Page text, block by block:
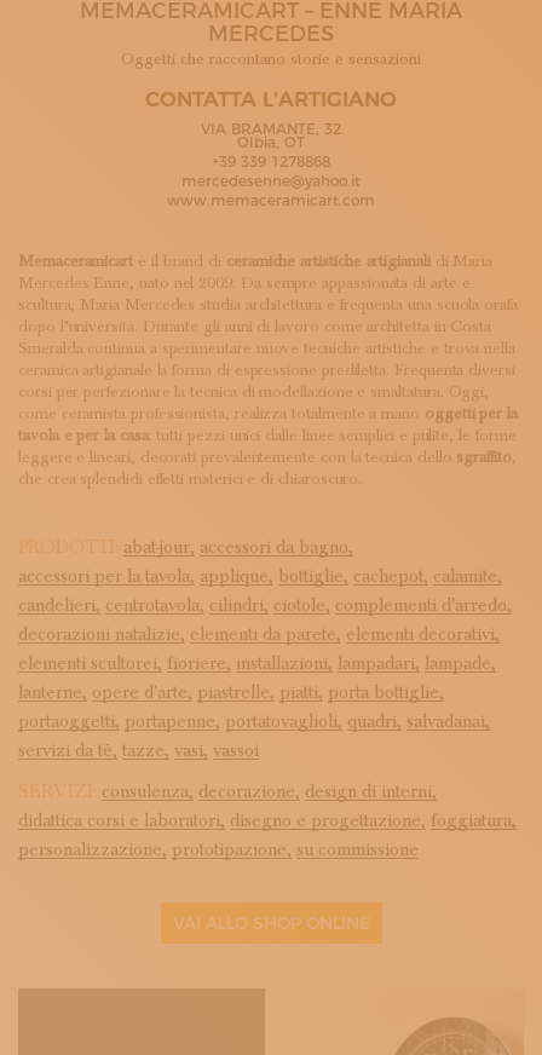
ISCRIVITI ALLA NEWSLETTER
MAGAZINE
TUTTI I CONTENUTI
MEMACERAMICART – ENNE MARIA
MERCEDES
Oggetti che raccontano storie e sensazioni
CONTATTA L'ARTIGIANO
VIA BRAMANTE, 32
Olbia, OT
+39 339 1278868
mercedesenne@yahoo.it
www.memaceramicart.com
Memaceramicart è il brand di ceramiche artistiche artigianalidi Maria
Mercedes Enne, nato nel 2009. Da sempre appassionata di arte e
scultura, Maria Mercedes studia architettura e frequenta una scuola orafa
dopo l’università. Durante gli anni di lavoro come architetta in Costa
Smeralda continua a sperimentare nuove tecniche artistiche e trova nella
ceramica artigianale la forma di espressione prediletta. Frequenta diversi
corsi per perfezionare la tecnica di modellazione e smaltatura. Oggi,
come ceramista professionista, realizza totalmente a mano oggetti per la
tavola e per la casa: tutti pezzi unici dalle linee semplici e pulite, le forme
leggere e lineari, decorati prevalentemente con la tecnica dello sgraffito,
che crea splendidi effetti materici e di chiaroscuro.
PRODOTTI: abat-jour, accessori da bagno,
accessori per la tavola, applique, bottiglie, cachepot, calamite,
candelieri, centrotavola, cilindri, ciotole, complementi d'arredo,
decorazioni natalizie, elementi da parete, elementi decorativi,
elementi scultorei, fioriere, installazioni, lampadari, lampade,
lanterne, opere d'arte, piastrelle, piatti, porta bottiglie,
portaoggetti, portapenne, portatovaglioli, quadri, salvadanai,
servizi da tè, tazze, vasi, vassoi
SERVIZI: consulenza, decorazione, design di interni,
didattica corsi e laboratori, disegno e progettazione, foggiatura,
personalizzazione, prototipazione, su commissione
VAI ALLO SHOP ONLINE